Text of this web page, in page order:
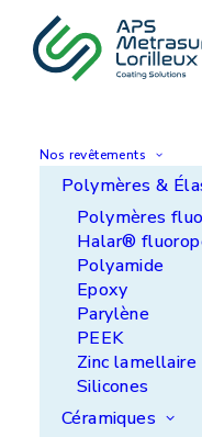
Nos revêtements
Polymères &
Polymères
Halar®
Polyamide
Epoxy
Parylène
PEEK
Zinc lamellaire
Silicones
Céramiques
Accueil >Cas